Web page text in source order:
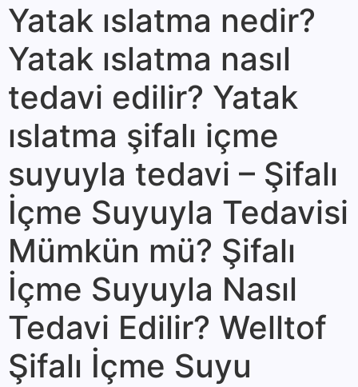
Yatak ıslatma nedir?
Yatak ıslatma nasıl
tedavi edilir? Yatak
ıslatma şifalı içme
suyuyla tedavi – Şifalı
İçme Suyuyla Tedavisi
Mümkün mü? Şifalı
İçme Suyuyla Nasıl
Tedavi Edilir? Welltof
Şifalı İçme Suyu